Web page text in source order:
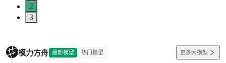
2
3
模力方舟 最新模型 热门模型 更多大模型